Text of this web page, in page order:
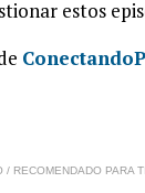
estos
/ RECOMENDADO PARA TI